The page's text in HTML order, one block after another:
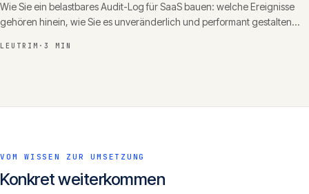
Wie Sie ein belastbares Audit-Log für SaaS bauen: welche Ereignisse
gehören hinein, wie Sie es unveränderlich und performant gestalten
LEUTRIM · 3 MIN
VOM WISSEN ZUR UMSETZUNG
Konkret weiterkommen